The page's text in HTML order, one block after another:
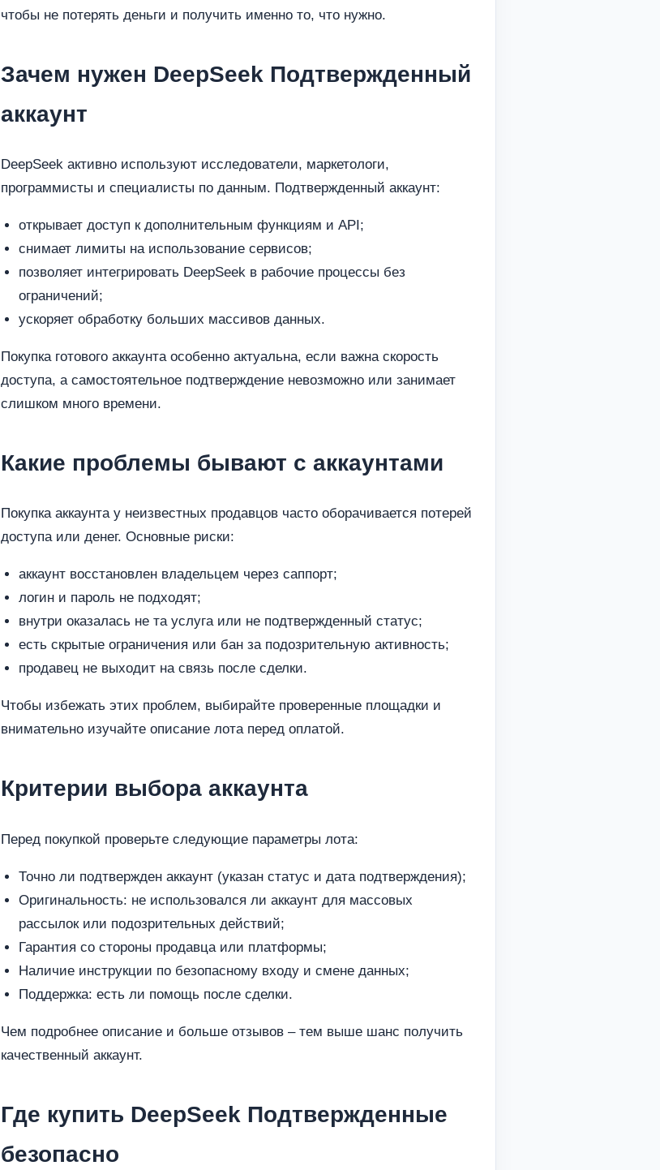
чтобы не потерять деньги и получить именно то, что нужно.
Зачем нужен DeepSeek Подтвержденный
аккаунт
DeepSeek активно используют исследователи, маркетологи,
программисты и специалисты по данным. Подтвержденный аккаунт:
открывает доступ к дополнительным функциям и API;
снимает лимиты на использование сервисов;
позволяет интегрировать DeepSeek в рабочие процессы без
ограничений;
ускоряет обработку больших массивов данных.
Покупка готового аккаунта особенно актуальна, если важна скорость
доступа, а самостоятельное подтверждение невозможно или занимает
слишком много времени.
Какие проблемы бывают с аккаунтами
Покупка аккаунта у неизвестных продавцов часто оборачивается потерей
доступа или денег. Основные риски:
аккаунт восстановлен владельцем через саппорт;
логин и пароль не подходят;
внутри оказалась не та услуга или не подтвержденный статус;
есть скрытые ограничения или бан за подозрительную активность;
продавец не выходит на связь после сделки.
Чтобы избежать этих проблем, выбирайте проверенные площадки и
внимательно изучайте описание лота перед оплатой.
Критерии выбора аккаунта
Перед покупкой проверьте следующие параметры лота:
Точно ли подтвержден аккаунт (указан статус и дата подтверждения);
Оригинальность: не использовался ли аккаунт для массовых
рассылок или подозрительных действий;
Гарантия со стороны продавца или платформы;
Наличие инструкции по безопасному входу и смене данных;
Поддержка: есть ли помощь после сделки.
Чем подробнее описание и больше отзывов – тем выше шанс получить
качественный аккаунт.
Где купить DeepSeek Подтвержденные
безопасно